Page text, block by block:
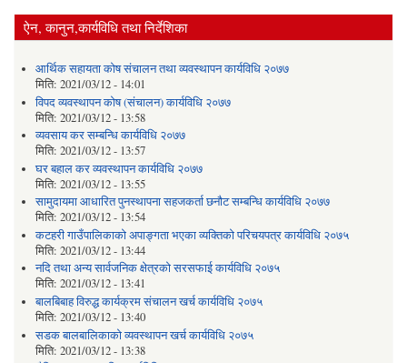
ऐन, कानुन,कार्यविधि तथा निर्देशिका
आर्थिक सहायता कोष संचालन तथा व्यवस्थापन कार्यविधि २०७७
मिति: 2021/03/12 - 14:01
विपद व्यवस्थापन कोष (संचालन) कार्यविधि २०७७
मिति: 2021/03/12 - 13:58
व्यवसाय कर सम्बन्धि कार्यविधि २०७७
मिति: 2021/03/12 - 13:57
घर बहाल कर व्यवस्थापन कार्यविधि २०७७
मिति: 2021/03/12 - 13:55
सामुदायमा आधारित पुनस्थापना सहजकर्ता छनौट सम्बन्धि कार्यविधि २०७७
मिति: 2021/03/12 - 13:54
कटहरी गाउँपालिकाको अपाङ्गता भएका व्यक्तिको परिचयपत्र कार्यविधि २०७५
मिति: 2021/03/12 - 13:44
नदि तथा अन्य सार्वजनिक क्षेत्रको सरसफाई कार्यविधि २०७५
मिति: 2021/03/12 - 13:41
बालबिबाह विरुद्ध कार्यक्रम संचालन खर्च कार्यविधि २०७५
मिति: 2021/03/12 - 13:40
सडक बालबालिकाको व्यवस्थापन खर्च कार्यविधि २०७५
मिति: 2021/03/12 - 13:38